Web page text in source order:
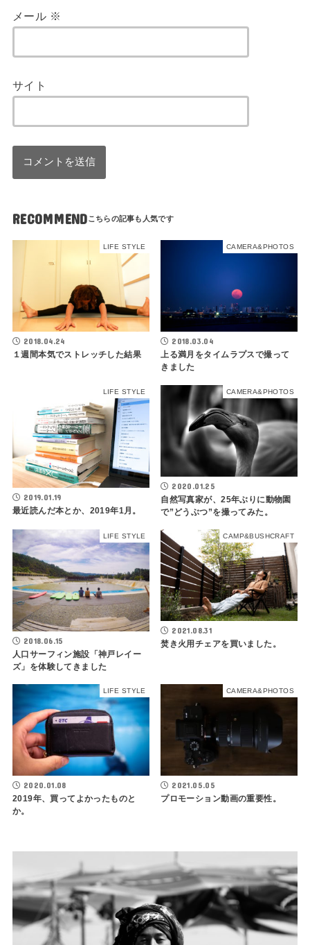
メール ※
サイト
RECOMMEND
LIFE STYLE
2018.04.24
１週間本気でストレッチした結果
CAMERA&PHOTOS
2018.03.04
上る満月をタイムラプスで撮って
きました
LIFE STYLE
2019.01.19
最近読んだ本とか、2019年1月。
CAMERA&PHOTOS
2020.01.25
自然写真家が、25年ぶりに動物園
で”どうぶつ”を撮ってみた。
LIFE STYLE
2018.06.15
人口サーフィン施設「神戸レイー
ズ」を体験してきました
CAMP&BUSHCRAFT
2021.08.31
焚き火用チェアを買いました。
LIFE STYLE
2020.01.08
2019年、買ってよかったものと
か。
CAMERA&PHOTOS
2021.05.05
プロモーション動画の重要性。